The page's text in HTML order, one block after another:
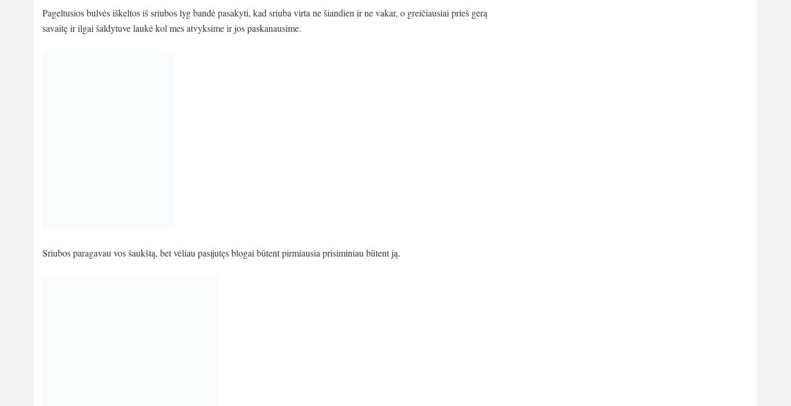
Pageltusios bulvės iškeltos iš sriubos lyg bandė pasakyti, kad sriuba virta ne šiandien ir ne vakar, o greičiausiai prieš gerą
savaitę ir ilgai šaldytuve laukė kol mes atvyksime ir jos paskanausime.
Sriubos paragavau vos šaukštą, bet vėliau pasijutęs blogai būtent pirmiausia prisiminiau būtent ją.